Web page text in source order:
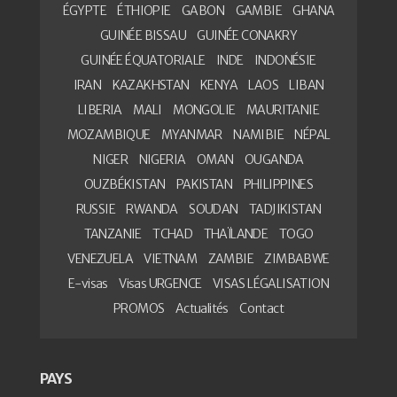
ÉGYPTE ÉTHIOPIE GABON GAMBIE
GHANA
GUINÉE BISSAU
GUINÉE CONAKRY
GUINÉE ÉQUATORIALE
INDE
INDONÉSIE
IRAN
KAZAKHSTAN KENYA LAOS
LIBAN
LIBERIA
MALI MONGOLIE
MAURITANIE
MOZAMBIQUE
MYANMAR NAMIBIE
NÉPAL
NIGER
NIGERIA OMAN
OUGANDA
OUZBÉKISTAN
PAKISTAN
PHILIPPINES
RUSSIE
RWANDA SOUDAN
TADJIKISTAN
TANZANIE
TCHAD THAÏLANDE
TOGO
VENEZUELA
VIETNAM ZAMBIE
ZIMBABWE
E-visas
Visas URGENCE
VISAS LÉGALISATION
PROMOS
Actualités Contact
PAYS